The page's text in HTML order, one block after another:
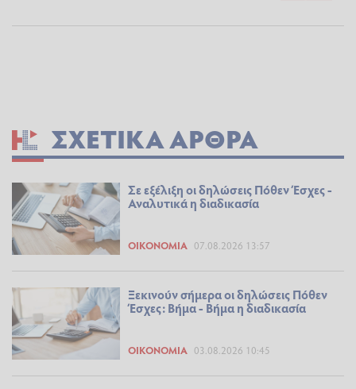
ΣΧΕΤΙΚΆ ΆΡΘΡΑ
Σε εξέλιξη οι δηλώσεις Πόθεν Έσχες -
Αναλυτικά η διαδικασία
ΟΙΚΟΝΟΜΊΑ 07.08.2026 13:57
Ξεκινούν σήμερα οι δηλώσεις Πόθεν
Έσχες: Βήμα - Βήμα η διαδικασία
ΟΙΚΟΝΟΜΊΑ 03.08.2026 10:45